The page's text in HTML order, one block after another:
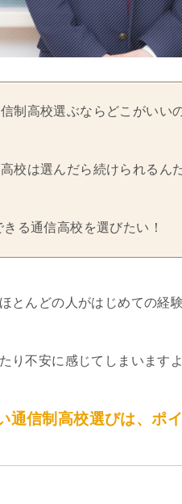
制高校選ぶならどこがいい
校は選んだら続けられるん
る通信高校を選びたい！
とんどの人がはじめての経
り不安に感じてしまいますよ
通信制高校選びは、ポ